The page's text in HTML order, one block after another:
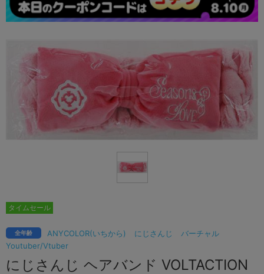
ANYCOLOR(いちから) にじさんじ
バーチャル
Youtuber/Vtuber
全年齢
にじさんじ ヘアバンド VOLTACTION
タイムセール